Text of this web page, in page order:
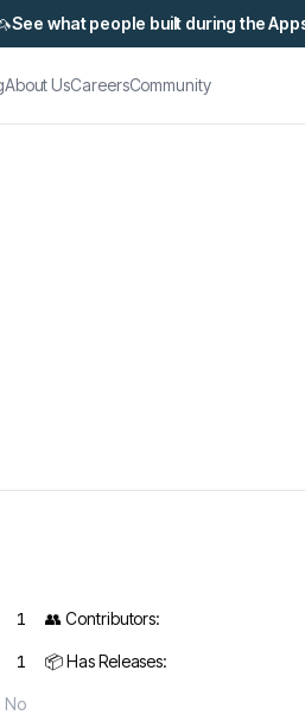
See what people built during the
About UsCareersCommunity
1 👥 Contributors:
1 📦 Has Releases:
No